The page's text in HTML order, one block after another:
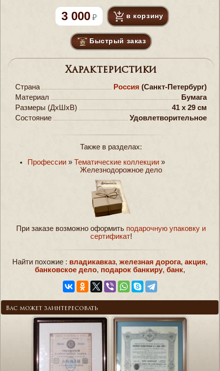
3 000 в корзину
Быстрый заказ
Характеристики
Страна Россия (Санкт-Петербург)
Материал
Бумага
Размеры (ДxШxВ)
41 x 29 см
Состояние
Удовлетворительное
Также в разделах:
Профессии » Тематические коллекции »
Железнодорожное дело
При заказе возможно оформить подарочную упаковку и
сертификат!
Найти похожие : владикавказ, железная дорога, акция,
банковское дело, подарок банкиру, банк,
Вас может заинтересовать